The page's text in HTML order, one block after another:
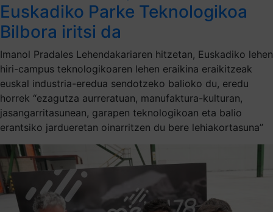
Euskadiko Parke Teknologikoa
Bilbora iritsi da
Imanol Pradales Lehendakariaren hitzetan, Euskadiko lehen
hiri-campus teknologikoaren lehen eraikina eraikitzeak
euskal industria-eredua sendotzeko balioko du, eredu
horrek “ezagutza aurreratuan, manufaktura-kulturan,
jasangarritasunean, garapen teknologikoan eta balio
erantsiko jardueretan oinarritzen du bere lehiakortasuna”